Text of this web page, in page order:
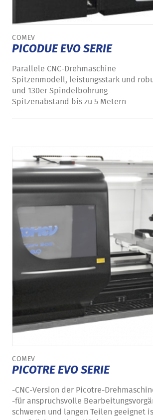
COMEV
PICODUE EVO SERIE
Parallele CNC-Drehmaschine
Spitzenmodell, leistungsstark und
und 130er Spindelbohrung
Spitzenabstand bis zu 5 Metern
COMEV
PICOTRE EVO SERIE
-CNC-Version der Picotre-
-für anspruchsvolle
schweren und langen Teilen geeignet